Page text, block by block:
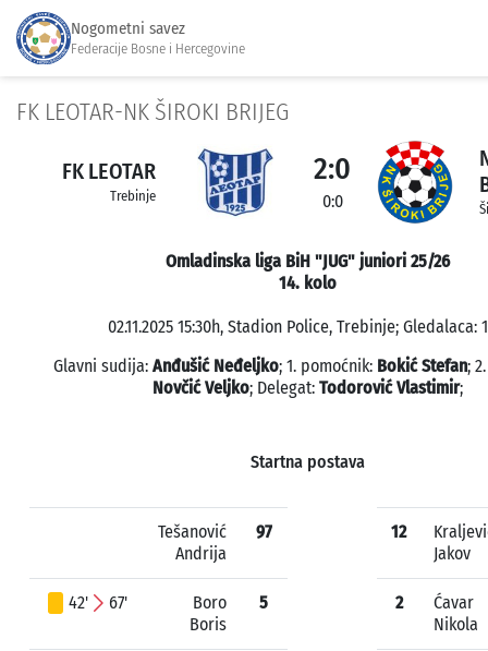
Nogometni savez
Federacije Bosne i Hercegovine
FK LEOTAR-NK ŠIROKI BRIJEG
FK LEOTAR
Trebinje
2:0
0:0
Omladinska liga BiH "JUG" juniori 25/26
14. kolo
02.11.2025 15:30h, Stadion Police, Trebinje; Gledalaca:
Glavni sudija: Anđušić Neđeljko; 1. pomoćnik: Bokić Stefan;
Novčić Veljko; Delegat: Todorović Vlastimir;
Startna postava
Tešanović
Andrija
97
42' 67'
Boro
Boris
5
12
Jakov
2
Ćavar
Nikola